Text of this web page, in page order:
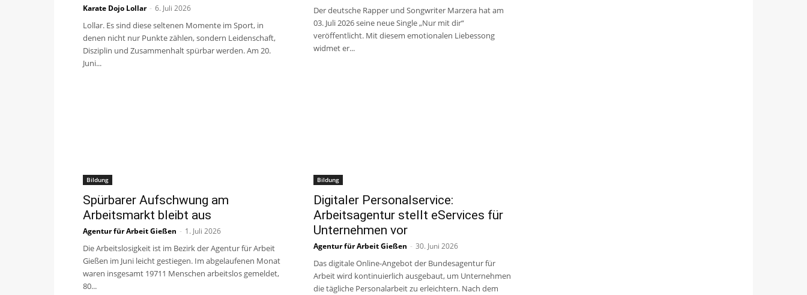
Karate Dojo Lollar - 6. Juli 2026
Lollar. Es sind diese seltenen Momente im Sport, in
denen nicht nur Punkte zählen, sondern Leidenschaft,
Disziplin und Zusammenhalt spürbar werden. Am 20.
Juni...
Der deutsche Rapper und Songwriter Marzera hat am
03. Juli 2026 seine neue Single „Nur mit dir“
veröffentlicht. Mit diesem emotionalen Liebessong
widmet er...
Bildung
Spürbarer Aufschwung am
Arbeitsmarkt bleibt aus
Agentur für Arbeit Gießen - 1. Juli 2026
Die Arbeitslosigkeit ist im Bezirk der Agentur für Arbeit
Gießen im Juni leicht gestiegen. Im abgelaufenen Monat
waren insgesamt 19711 Menschen arbeitslos gemeldet,
80...
Bildung
Digitaler Personalservice:
Arbeitsagentur stellt eServices für
Unternehmen vor
Agentur für Arbeit Gießen - 30. Juni 2026
Das digitale Online-Angebot der Bundesagentur für
Arbeit wird kontinuierlich ausgebaut, um Unternehmen
die tägliche Personalarbeit zu erleichtern. Nach dem